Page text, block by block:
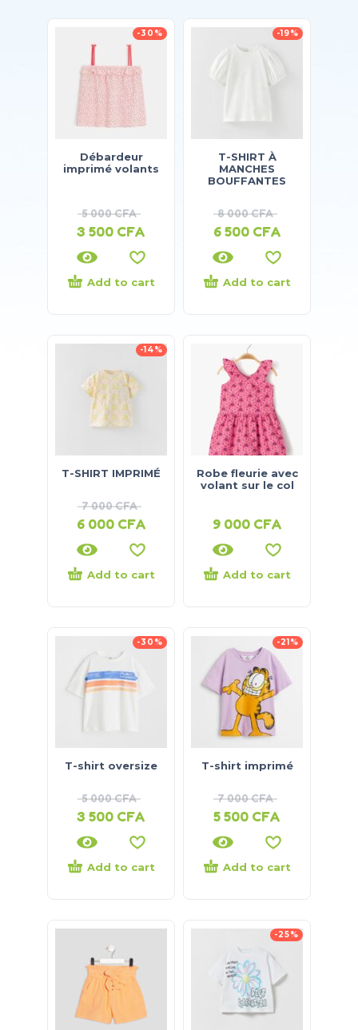
-30%
Débardeur
imprimé volants
5 000CFA
3 500 CFA
Add to cart
-19%
T-SHIRT À
MANCHES
BOUFFANTES
8 000CFA
6 500 CFA
Add to cart
-14%
T-SHIRT IMPRIMÉ
7 000CFA
6 000 CFA
Add to cart
Robe fleurie avec
volant sur le col
9 000 CFA
Add to cart
-30%
T-shirt oversize
5 000CFA
3 500 CFA
Add to cart
-21%
T-shirt imprimé
7 000CFA
5 500 CFA
Add to cart
-25%